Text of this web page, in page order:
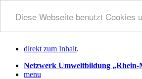
Diese Webseite benutzt Cookies
direkt zum Inhalt.
Netzwerk Umweltbildung „Rhein-
menu